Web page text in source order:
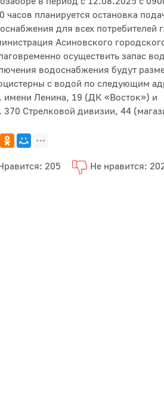
часов планируется остановка
для всех потребителей
Асиновского
осуществить запас
водоснабжения будут
с водой по следующим
имени Ленина, 19 (ДК «Восток») и
370 Стрелковой дивизии, 44
205 Не нравится: